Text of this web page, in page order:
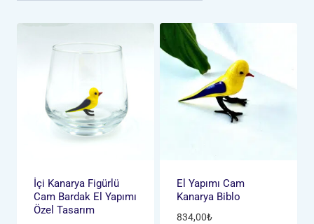
İçi Kanarya Figürlü
Cam Bardak El Yapımı
Özel Tasarım
El Yapımı Cam
Kanarya Biblo
834,00₺